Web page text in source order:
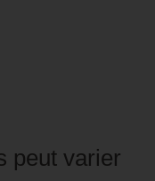
peut varier